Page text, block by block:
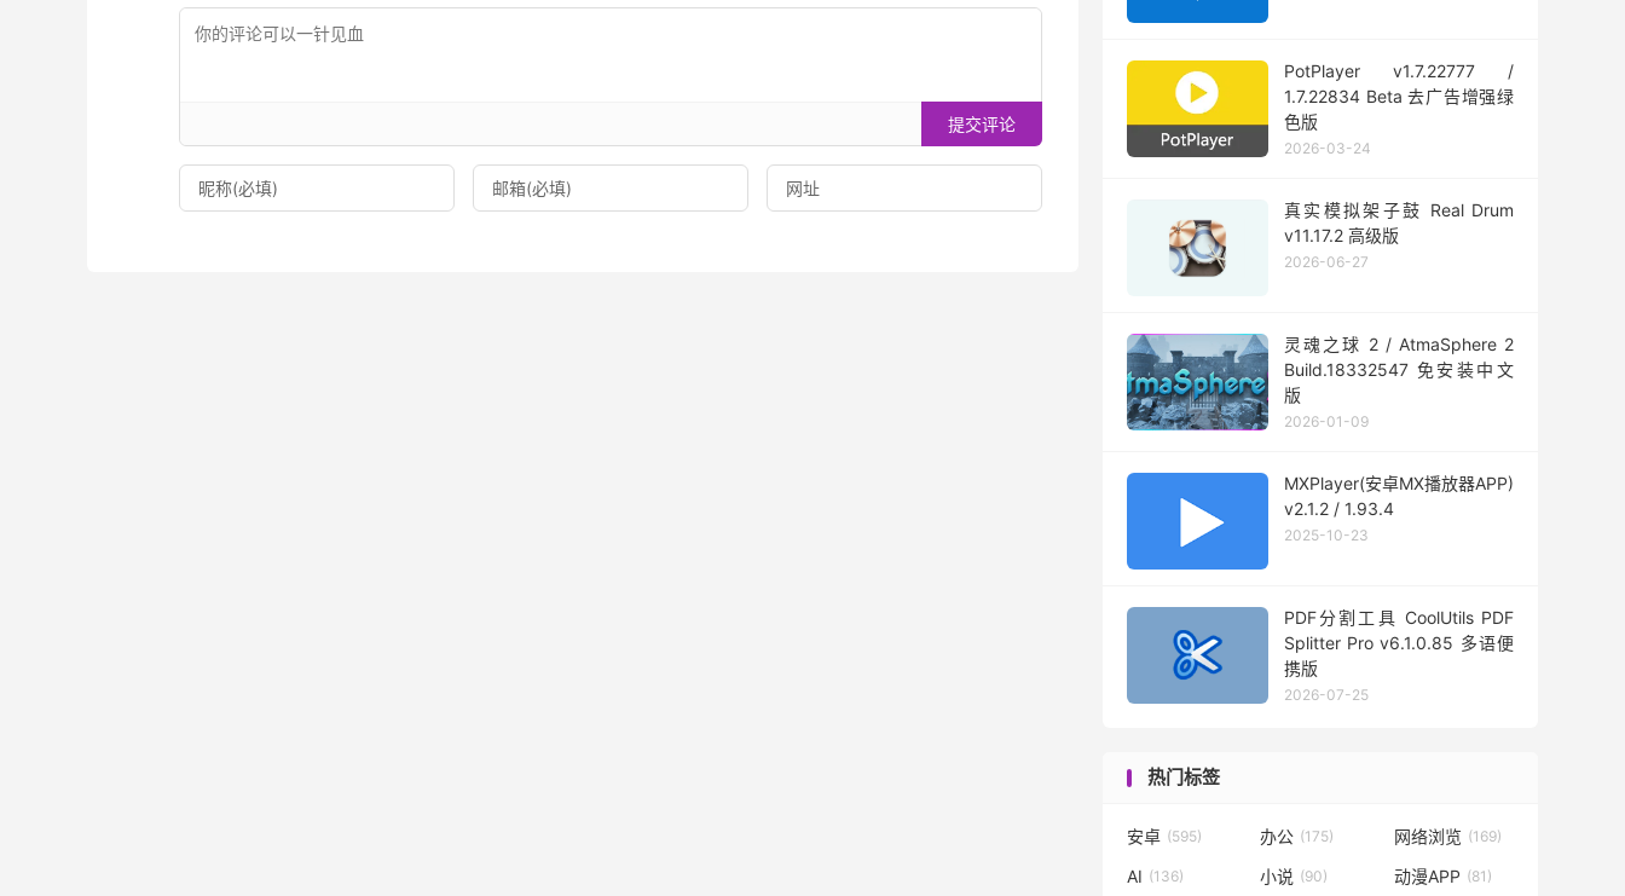
提交评论
PotPlayer v1.7.22777 /
1.7.22834 Beta 去广告增强绿
色版
2026-03-24
真实模拟架子鼓 Real Drum
v11.17.2 高级版
2026-06-27
灵魂之球 2 / AtmaSphere 2
Build.18332547 免安装中文
版
2026-01-09
MXPlayer(安卓MX播放器APP)
v2.1.2 / 1.93.4
2025-10-23
PDF分割工具 CoolUtils PDF
Splitter Pro v6.1.0.85 多语便
携版
2026-07-25
热门标签
安卓 (595) 办公 (175) 网络浏览 (169)
AI (136) 小说 (90) 动漫APP (81)